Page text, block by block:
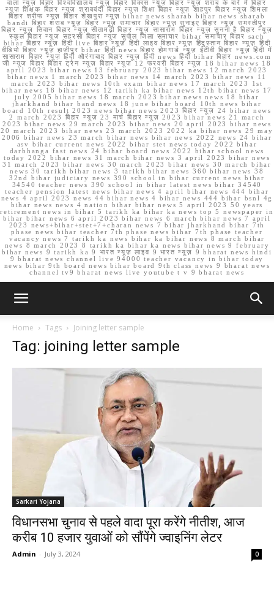
वाला न्यूज़ बिहार विश्वविद्यालय न्यूज़ बिहार विकास न्यूज़ बिहार न्यूज़ शराब के बारे में बिहार
न्यूज़ शिक्षक बिहार न्यूज़ शराबबंदी बिहार न्यूज़ शिक्षा बिहार न्यूज़ शाहपुर बिहार न्यूज़ शिमला
बिहार शरीफ न्यूज़ बिहार शेखपुरा न्यूज़ bihar news sharab bihar news sharab
bandi बिहार शराब न्यूज़ बिहार न्यूज़ समाचार बिहार न्यूज़ सुनाइए बिहार न्यूज़ समस्तीपुर
बिहार न्यूज़ सिवान बिहार न्यूज़ सीतामढ़ी बिहार न्यूज़ सासाराम बिहार न्यूज़ सुनना है बिहार न्यूज़
स्कूल बिहार न्यूज़ सहरसा बिहार न्यूज़ सुपौल जिला समाचार bihar समाचार बिहार sach
bihar बिहार न्यूज़ हिंदी live बिहार न्यूज़ हिंदी लाइव बिहार न्यूज़ हिंदुस्तान बिहार न्यूज़ हिंदी
वीडियो बिहार न्यूज़ हाजीपुर bihar हिंदी news बिहार होमगार्ड न्यूज़ ईटीवी बिहार न्यूज़ हिंदी में
सासाराम बिहार न्यूज़ हिंदी औरंगाबाद बिहार न्यूज़ हिंदी news हिंदी bihar बिहार news.com
जी न्यूज बिहार बिहार ट्रेन न्यूज़ बिहार न्यूज़ 12 फरवरी बिहार न्यूज़ 18 bihar news 18
april 2023 bihar news 13 february 2023 bihar news 12 march 2023
bihar news 1 march 2023 bihar news 14 march 2023 bihar news 11
march 2023 bihar news 10th exam bihar news 17 march 2023 1st
bihar news 18 bihar news 12 tarikh ka bihar news 12th bihar news 17
july 2005 bihar news 18 march 2023 bihar news news 18 bihar
jharkhand bihar band news 18 june bihar board 10th news bihar
board 10th result 2023 news bihar news 2023 बिहार न्यूज़ 24 bihar news
2 march 2023 बिहार न्यूज़ 23 मार्च बिहार न्यूज़ 2023 bihar news 21 march
2023 bihar news 29 march 2023 bihar news 20 april 2023 bihar news
20 march 2023 bihar news 23 march 2023 2022 ka bihar news 29 may
2006 bihar news 23 march bihar news bihar news 2022 news 24 bihar
asv bihar current news 2022 bihar stet news today 2022 bihar
darbhanga fast news 24 bihar board news 2022 bihar school news
today 2022 bihar news 31 march bihar news 3 april 2023 bihar news
31 march 2023 bihar news 30 march 2023 bihar news 30 march bihar
news 30 tarikh bihar news 3 tarikh bihar news 360 bihar news 38
32nd bihar judiciary news 390 school in bihar current news bihar
34540 teacher news 390 school in bihar latest news bihar 34540
teacher pension latest news bihar news 4 april bihar news 444 bihar
news 4 april 2023 news 44 bihar news 4 bihar news 444 bihar bsnl 4g
bihar news news 4 nation bihar bihar news 5 april 2023 50 years
retirement news in bihar 5 tarikh ka bihar ka news top 5 newspaper in
bihar bihar news 6 april 2023 bihar news 6 march bihar news 7 april
2023 news+bihar+stet+7+charan news 7 bihar jharkhand bihar 7th
phase news bihar teacher 7th phase news bihar 7th phase teacher
vacancy news 7 tarikh ka news bihar ka bihar news 8 march bihar
news 8 march 2023 8 tarikh ka bihar ka news bihar news 9 february
bihar news 9 tarikh ka 9 भारत न्यूज़ लाइव 9 भारत न्यूज़ 9 bharat news hindi
9 bharat news channel live 94000 teacher vacancy in bihar today
news bihar 9th board news bihar board 9th class news 9 bharat news
channel tv9 bharat news live youtube t v 9 bharat news
Home Tags Joining letter sample
Tag: joining letter sample
Sarkari Yojana
विधानसभा चुनाव से पहले वादा पूरा करेंगे नीतीश, आज
करीब 10 हजार युवाओं को सौंपेंगे ज्वाइनिंग लेटर
Admin - July 3, 2024 0